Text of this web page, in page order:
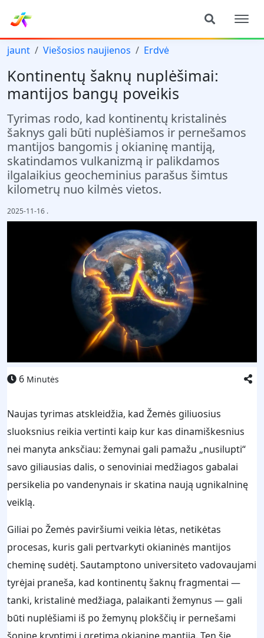
jaunt Viešosios naujienos Erdvė
Kontinentų šaknų nuplėšimai:
mantijos bangų poveikis
Tyrimas rodo, kad kontinentų kristalinės
šaknys gali būti nuplėšiamos ir pernešamos
mantijos bangomis į okianinę mantiją,
skatindamos vulkanizmą ir palikdamos
ilgalaikius geocheminius parašus šimtus
kilometrų nuo kilmės vietos.
2025-11-16 .
6 Minutės
Naujas tyrimas atskleidžia, kad Žemės giliuosius
sluoksnius reikia vertinti kaip kur kas dinamiškesnius
nei manyta anksčiau: žemynai gali pamažu „nusilupti“
savo giliausias dalis, o senoviniai medžiagos gabalai
persikelia po vandenynais ir skatina naują ugnikalninę
veiklą.
Giliai po Žemės paviršiumi veikia lėtas, netikėtas
procesas, kuris gali pertvarkyti okianinės mantijos
cheminę sudėtį. Sautamptono universiteto vadovaujami
tyrėjai praneša, kad kontinentų šaknų fragmentai —
tanki, kristalinė medžiaga, palaikanti žemynus — gali
būti nuplėšiami iš po žemynų plokščių ir pernešami
šonine kryptimi į gretimą okianinę mantiją. Ten šie